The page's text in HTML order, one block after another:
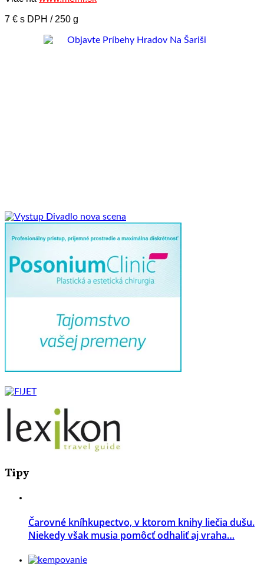
7 € s DPH / 250 g
Tipy
Čarovné kníhkupectvo, v ktorom knihy liečia dušu.
Niekedy však musia pomôcť odhaliť aj vraha…